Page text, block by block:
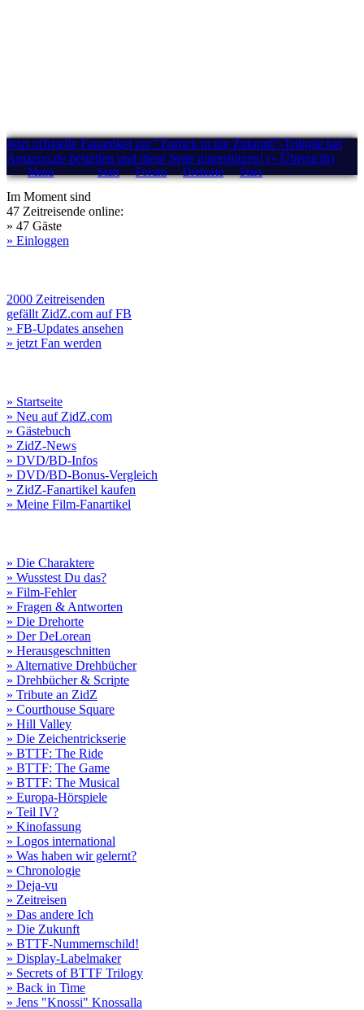
Jetzt offizielle Fanartikel zur "Zurück in die Zukunft"-Trilogie bei
Amazon.de bestellen und diese Seite unterstützen! (» Übersicht)
Menü Start Forum Drehorte Stars
Im Moment sind
47 Zeitreisende online:
» 47 Gäste
» Einloggen
2000 Zeitreisenden
gefällt ZidZ.com auf FB
» FB-Updates ansehen
» jetzt Fan werden
» Startseite
» Neu auf ZidZ.com
» Gästebuch
» ZidZ-News
» DVD/BD-Infos
» DVD/BD-Bonus-Vergleich
» ZidZ-Fanartikel kaufen
» Meine Film-Fanartikel
» Die Charaktere
» Wusstest Du das?
» Film-Fehler
» Fragen & Antworten
» Die Drehorte
» Der DeLorean
» Herausgeschnitten
» Alternative Drehbücher
» Drehbücher & Scripte
» Tribute an ZidZ
» Courthouse Square
» Hill Valley
» Die Zeichentrickserie
» BTTF: The Ride
» BTTF: The Game
» BTTF: The Musical
» Europa-Hörspiele
» Teil IV?
» Kinofassung
» Logos international
» Was haben wir gelernt?
» Chronologie
» Deja-vu
» Zeitreisen
» Das andere Ich
» Die Zukunft
» BTTF-Nummernschild!
» Display-Labelmaker
» Secrets of BTTF Trilogy
» Back in Time
» Jens "Knossi" Knossalla